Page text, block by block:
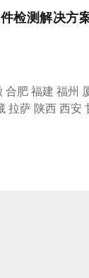
检测解决方
合肥福建 福州
拉萨 陕西西安